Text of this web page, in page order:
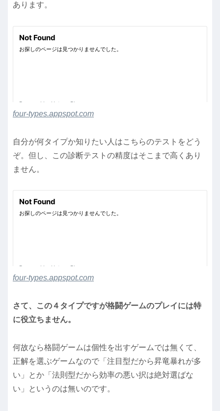
あります。
four-types.appspot.com
自分が何タイプか知りたい人はこちらのテストをどう
ぞ。但し、この診断テストの精度はそこまで高くあり
ません。
four-types.appspot.com
さて、この４タイプですが格闘ゲームのプレイには特
に役立ちません。
何故なら格闘ゲームは個性を出すゲームでは無くて、
正解を選ぶゲームなので「注目型だから昇竜暴れが多
い」とか「法則型だから効率の悪い択は絶対選ばな
い」というのは無いのです。